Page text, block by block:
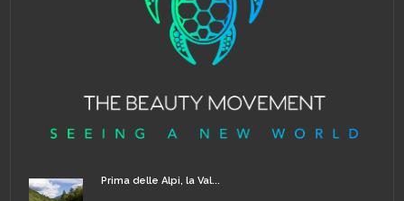
Prima delle Alpi, la Val...